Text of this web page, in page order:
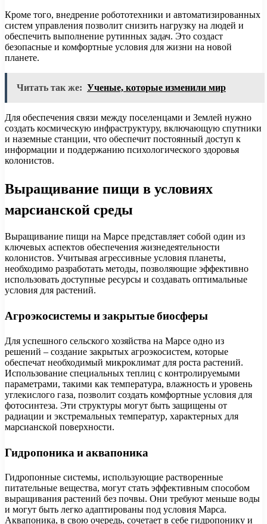
Кроме того, внедрение робототехники и автоматизированных
систем управления позволит снизить нагрузку на людей и
обеспечить выполнение рутинных задач. Это создаст
безопасные и комфортные условия для жизни на новой
планете.
Читать так же: Ученые, которые изменили мир
Для обеспечения связи между поселенцами и Землей нужно
создать космическую инфраструктуру, включающую спутники
и наземные станции, что обеспечит постоянный доступ к
информации и поддержанию психологического здоровья
колонистов.
Выращивание пищи в условиях
марсианской среды
Выращивание пищи на Марсе представляет собой один из
ключевых аспектов обеспечения жизнедеятельности
колонистов. Учитывая агрессивные условия планеты,
необходимо разработать методы, позволяющие эффективно
использовать доступные ресурсы и создавать оптимальные
условия для растений.
Агроэкосистемы и закрытые биосферы
Для успешного сельского хозяйства на Марсе одно из
решений – создание закрытых агроэкосистем, которые
обеспечат необходимый микроклимат для роста растений.
Использование специальных теплиц с контролируемыми
параметрами, такими как температура, влажность и уровень
углекислого газа, позволит создать комфортные условия для
фотосинтеза. Эти структуры могут быть защищены от
радиации и экстремальных температур, характерных для
марсианской поверхности.
Гидропоника и аквапоника
Гидропонные системы, использующие растворенные
питательные вещества, могут стать эффективным способом
выращивания растений без почвы. Они требуют меньше воды
и могут быть легко адаптированы под условия Марса.
Аквапоника, в свою очередь, сочетает в себе гидропонику и